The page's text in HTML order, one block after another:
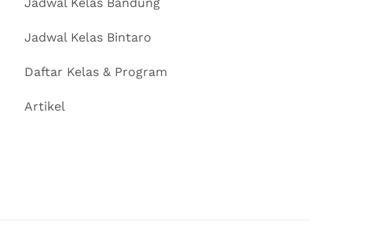
Jadwal Kelas Bintaro
Daftar Kelas & Program
Artikel